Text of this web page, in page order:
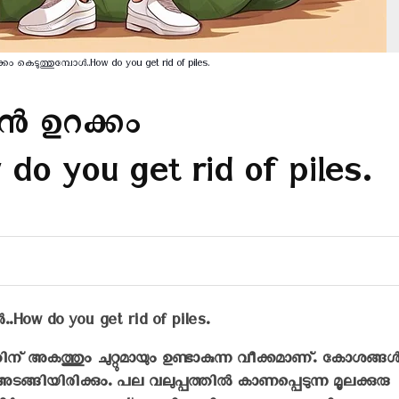
do you get rid of piles.
ഉറക്കം
you get rid of piles.
do you get rid of piles.
ചുറ്റുമായും ഉണ്ടാകുന്ന വീക്കമാണ്‌.
പല വലുപ്പത്തില്‍ കാണപ്പെടുന്ന മൂലക്കുരു